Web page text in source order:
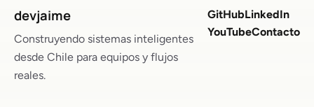
devjaime
Construyendo sistemas inteligentes
desde Chile para equipos y flujos
reales.
GitHubLinkedIn
YouTubeContacto